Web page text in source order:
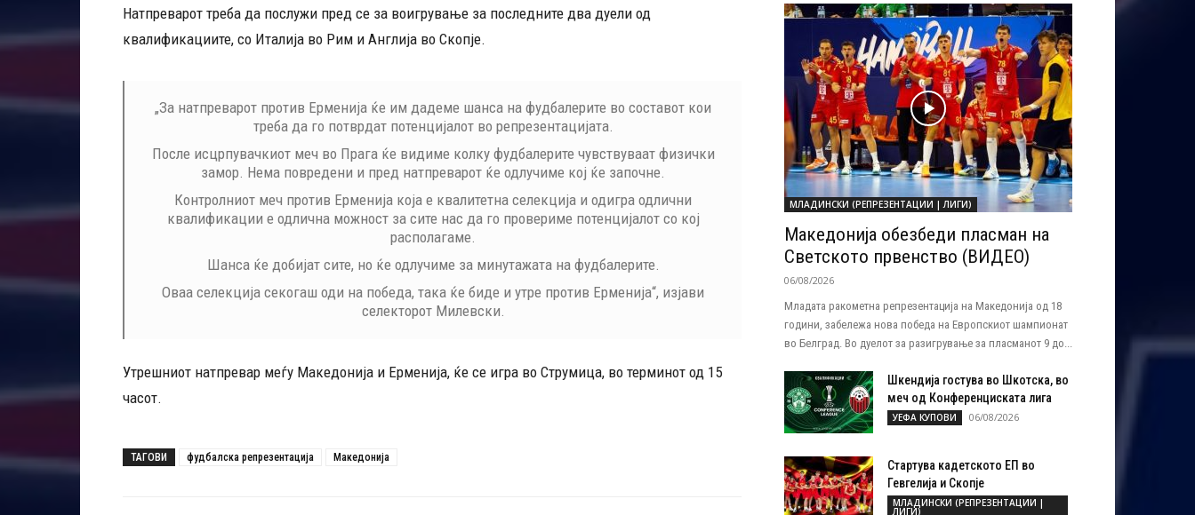
Натпреварот треба да послужи пред се за воигрување за последните два дуели од
квалификациите, со Италија во Рим и Англија во Скопје.
„За натпреварот против Ерменија ќе им дадеме шанса на фудбалерите во составот кои
треба да го потврдат потенцијалот во репрезентацијата.
После исцрпувачкиот меч во Прага ќе видиме колку фудбалерите чувствуваат физички
замор. Нема повредени и пред натпреварот ќе одлучиме кој ќе започне.
Контролниот меч против Ерменија која е квалитетна селекција и одигра одлични
квалификации е одлична можност за сите нас да го провериме потенцијалот со кој
располагаме.
Шанса ќе добијат сите, но ќе одлучиме за минутажата на фудбалерите.
Оваа селекција секогаш оди на победа, така ќе биде и утре против Ерменија“, изјави
селекторот Милевски.
Утрешниот натпревар меѓу Македонија и Ерменија, ќе се игра во Струмица, во терминот од 15
часот.
ТАГОВИ фудбалска репрезентација Македонија
МЛАДИНСКИ (РЕПРЕЗЕНТАЦИИ | ЛИГИ)
Македонија обезбеди пласман на
Светското првенство (ВИДЕО)
06/08/2026
Младата ракометна репрезентација на Македонија од 18
години, забележа нова победа на Европскиот шампионат
во Белград. Во дуелот за разигрување за пласманот 9 до...
Шкендија гостува во Шкотска, во
меч од Конференциската лига
УЕФА КУПОВИ 06/08/2026
Стартува кадетското ЕП во
Гевгелија и Скопје
МЛАДИНСКИ (РЕПРЕЗЕНТАЦИИ |
ЛИГИ)